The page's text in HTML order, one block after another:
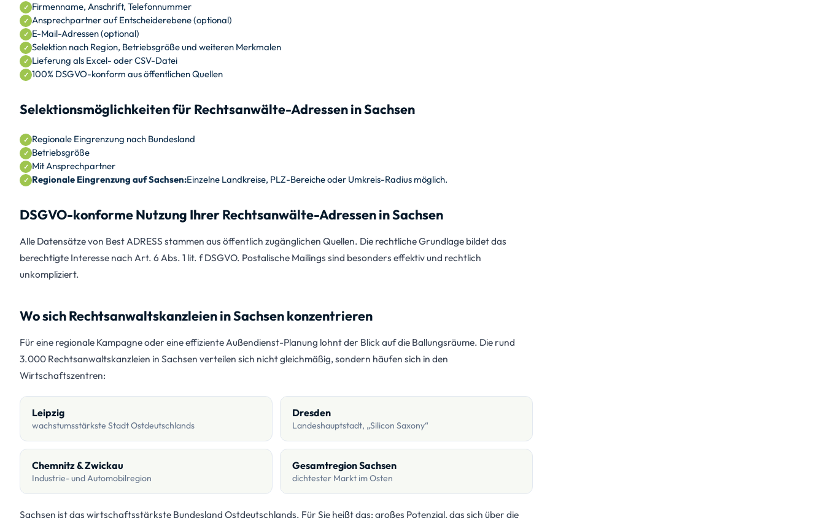
Firmenname, Anschrift, Telefonnummer
Ansprechpartner auf Entscheiderebene (optional)
E-Mail-Adressen (optional)
Selektion nach Region, Betriebsgröße und weiteren Merkmalen
Lieferung als Excel- oder CSV-Datei
100% DSGVO-konform aus öffentlichen Quellen
Selektionsmöglichkeiten für Rechtsanwälte-Adressen in Sachsen
Regionale Eingrenzung nach Bundesland
Betriebsgröße
Mit Ansprechpartner
Regionale Eingrenzung auf Sachsen:Einzelne Landkreise, PLZ-Bereiche oder Umkreis-Radius möglich.
DSGVO-konforme Nutzung Ihrer Rechtsanwälte-Adressen in Sachsen
Alle Datensätze von Best ADRESS stammen aus öffentlich zugänglichen Quellen. Die rechtliche Grundlage bildet das
berechtigte Interesse nach Art. 6 Abs. 1 lit. f DSGVO. Postalische Mailings sind besonders effektiv und rechtlich
unkompliziert.
Wo sich Rechtsanwaltskanzleien in Sachsen konzentrieren
Für eine regionale Kampagne oder eine effiziente Außendienst-Planung lohnt der Blick auf die Ballungsräume. Die rund
3.000 Rechtsanwaltskanzleien in Sachsen verteilen sich nicht gleichmäßig, sondern häufen sich in den
Wirtschaftszentren:
Leipzig
wachstumsstärkste Stadt Ostdeutschlands
Dresden
Landeshauptstadt, „Silicon Saxony“
Chemnitz & Zwickau
Industrie- und Automobilregion
Gesamtregion Sachsen
dichtester Markt im Osten
Sachsen ist das wirtschaftsstärkste Bundesland Ostdeutschlands. Für Sie heißt das: großes Potenzial, das sich über die